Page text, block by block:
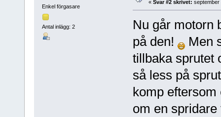
Enkel förgasare
Antal inlägg: 2
« Svar #2 skrivet: september
Nu går motorn
på den!
Men
tillbaka sprutet
så less på
komp
om en